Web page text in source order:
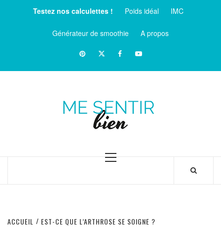
Testez nos calculettes ! Poids idéal IMC
Générateur de smoothie
A propos
PinterestTwitterfacebookYoutube
Menu
ACCUEIL EST-CE QUE L’ARTHROSE SE SOIGNE ?